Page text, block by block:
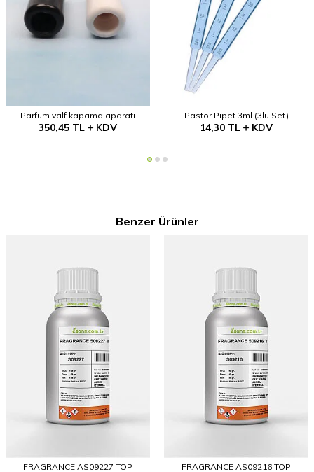
Parfüm valf kapama aparatı
350,45TL KDV
Pastör Pipet 3ml (3lü Set)
14,30 TL KDV
Benzer Ürünler
FRAGRANCE AS09227 TOP FRAGRANCE AS09216 TOP